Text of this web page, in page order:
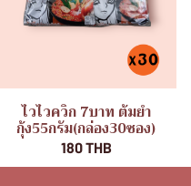
ไวไวควิก 7บาท ต้มยำ
กุ้ง55กรัม(กล่อง30ซอง)
180 THB